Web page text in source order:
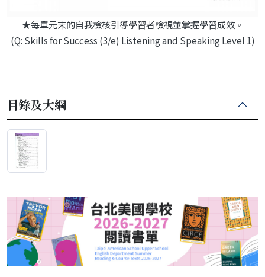
★每單元末的自我檢核引導學習者檢視並掌握學習成效。
(Q: Skills for Success (3/e) Listening and Speaking Level 1)
目錄及大綱